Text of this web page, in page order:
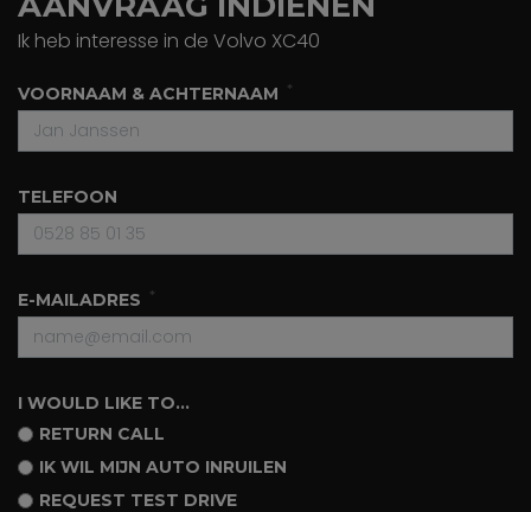
Ik heb interesse in de Volvo XC40
VOORNAAM & ACHTERNAAM
TELEFOON
E-MAILADRES
I WOULD LIKE TO...
RETURN CALL
IK WIL MIJN AUTO INRUILEN
REQUEST TEST DRIVE